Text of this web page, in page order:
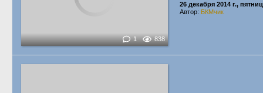
1 838
26 декабря 2014 г.,
Автор: БКМчик